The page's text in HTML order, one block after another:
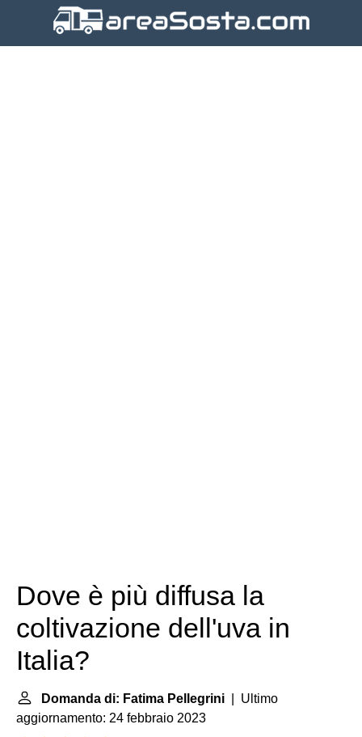
Dove è più diffusa la
coltivazione dell'uva in
Italia?
Domanda di: Fatima Pellegrini | Ultimo
aggiornamento: 24 febbraio 2023